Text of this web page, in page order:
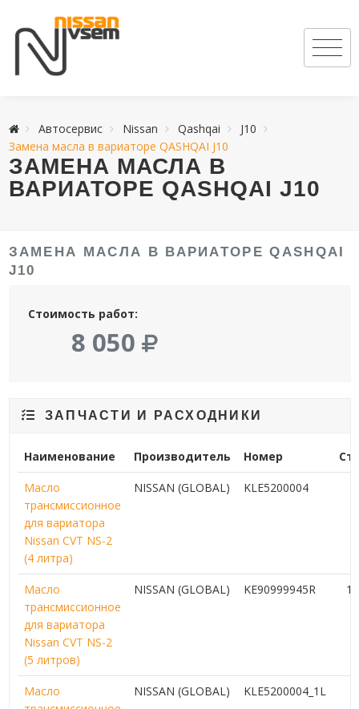
Автосервис Nissan Qashqai
J10
Замена масла в вариаторе QASHQAI J10
ЗАМЕНА МАСЛА В
ВАРИАТОРЕ QASHQAI J10
ЗАМЕНА МАСЛА В ВАРИАТОРЕ QASHQAI
J10
Стоимость работ:
8 050
ЗАПЧАСТИ И РАСХОДНИКИ
Наименование Производитель Номер
Масло
трансмиссионное
для вариатора
Nissan CVT NS-2
(4 литра)
NISSAN (GLOBAL) KLE5200004
Масло
трансмиссионное
для вариатора
Nissan CVT NS-2
(5 литров)
NISSAN (GLOBAL) KE90999945R
Масло
NISSAN (GLOBAL) KLE5200004_1L